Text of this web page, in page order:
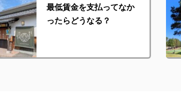
最低賃金を支払ってなか
ったらどうなる？